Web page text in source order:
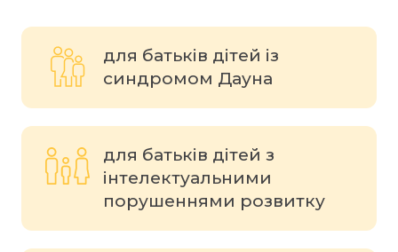
для батьків дітей із
синдромом Дауна
для батьків дітей з
інтелектуальними
порушеннями розвитку